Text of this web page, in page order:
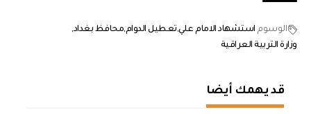
الوسوم استشهاد الامام علي تعطيل الدواممحافظ بغداد
وزارة التربية العراقية
قد يهمك أيضا